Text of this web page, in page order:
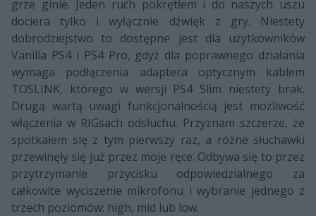
grze ginie. Jeden ruch pokrętłem i do naszych uszu
dociera tylko i wyłącznie dźwięk z gry. Niestety
dobrodziejstwo to dostępne jest dla użytkowników
Vanilla PS4 i PS4 Pro, gdyż dla poprawnego działania
wymaga podłączenia adaptera optycznym kablem
TOSLINK, którego w wersji PS4 Slim niestety brak.
Drugą wartą uwagi funkcjonalnością jest możliwość
włączenia w RIGsach odsłuchu. Przyznam szczerze, że
spotkałem się z tym pierwszy raz, a różne słuchawki
przewinęły się już przez moje ręce. Odbywa się to przez
przytrzymanie przycisku odpowiedzialnego za
całkowite wyciszenie mikrofonu i wybranie jednego z
trzech poziomów: high, mid lub low.